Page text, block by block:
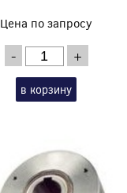
Цена по запросу
- +
в корзину